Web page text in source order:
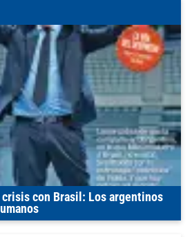
con Brasil: Los argentinos